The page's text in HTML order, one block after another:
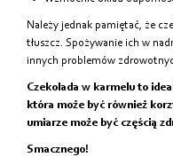
Należy jednak pamiętać, że
tłuszcz. Spożywanie ich w
innych problemów
Czekolada w karmelu to
która może być również
umiarze może być częścią
Smacznego!